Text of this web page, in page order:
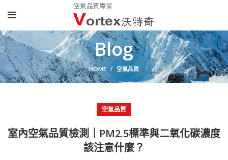
Blog
HOME 空氣品質
空氣品質
室內空氣品質檢測｜PM2.5標準與二氧化碳濃度
該注意什麼？